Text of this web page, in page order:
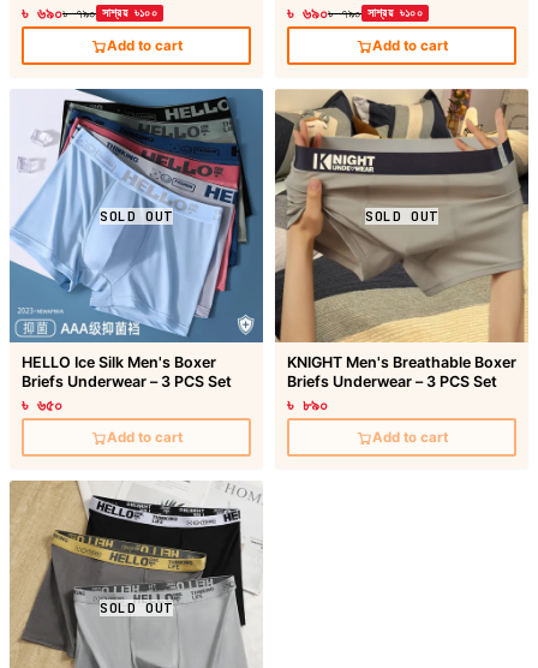
৳ ৬৯০৳ ৭৯০ সাশ্রয় ৳১০০
Add to cart
৳ ৬৯০৳ ৭৯০ সাশ্রয় ৳১০০
Add to cart
SOLD OUT
HELLO Ice Silk Men's Boxer
Briefs Underwear – 3 PCS Set
৳ ৬৫০
Add to cart
SOLD OUT
KNIGHT Men's Breathable Boxer
Briefs Underwear – 3 PCS Set
৳ ৮৯০
Add to cart
SOLD OUT